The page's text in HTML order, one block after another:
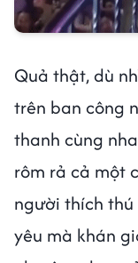
Quả thật, dù
trên ban công
thanh cùng
rôm rả cả một
người thích
yêu mà khán